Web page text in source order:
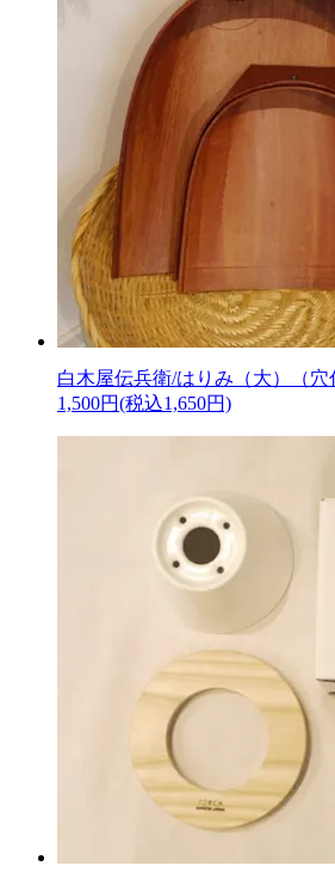
白木屋伝兵衛/はりみ（大）（穴
1,500円(税込1,650円)